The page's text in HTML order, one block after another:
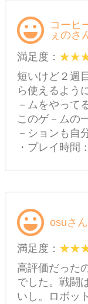
コーヒ
ぇのさ
満足度：
短いけど２週
ら使えるよう
－ムをやって
このゲ－ムの
－ションも自
・プレイ時間
osuさ
満足度：
高評価だった
でした。戦闘
いし。ロボッ